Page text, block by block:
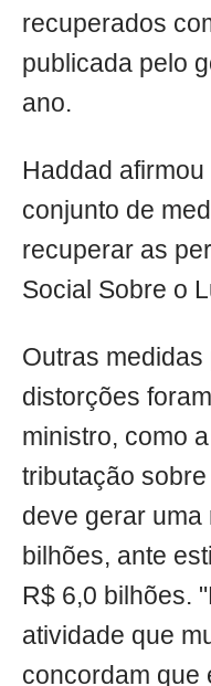
recuperados
publicada pelo
ano.
Haddad
conjunto de
recuperar as
Social Sobre o
Outras
distorções
ministro, como
tributação
deve gerar uma
bilhões, ante
R$ 6,0 bilhões.
atividade que
concordam que